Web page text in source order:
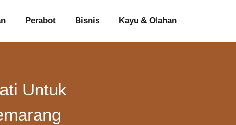
Perabot Bisnis Kayu & Olahan
Untuk